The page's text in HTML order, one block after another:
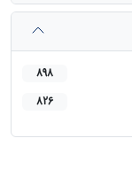
898
826